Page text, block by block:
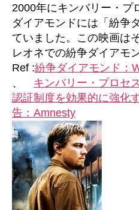
ド
へ
の
2000年にキンバリー・プ
ダイアモンドには「紛争
ていました。この映画は
レオネでの紛争ダイアモ
Ref :紛争ダイアモンド：
、 キンバリー・プロセ
認証制度を効果的に強化
告：Amnesty